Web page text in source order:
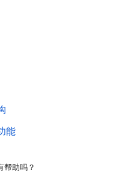
能
帮助吗？